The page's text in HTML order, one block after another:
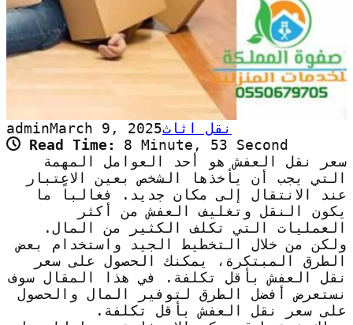
adminMarch 9, 2025نقل اثاث
Read Time:
8 Minute, 53 Second
سعر نقل العفش هو أحد العوامل المهمة
التي يجب أن يأخذها الشخص بعين الاعتبار
عند الانتقال إلى مكان جديد. فغالباً ما
يكون النقل وتغليف العفش من أكثر
العمليات التي تكلف الكثير من المال.
ولكن من خلال التخطيط الجيد واستخدام بعض
الطرق المبتكرة، يمكنك الحصول على سعر
نقل العفش بأقل تكلفة. في هذا المقال سوف
نستعرض أفضل الطرق لتوفير المال والحصول
على سعر نقل العفش بأقل تكلفة.